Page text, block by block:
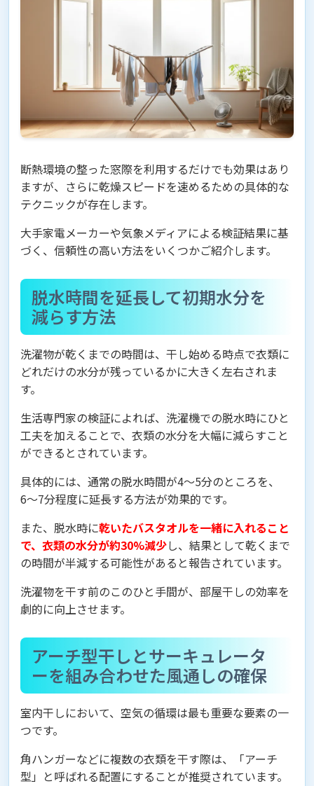
断熱環境の整った窓際を利用するだけでも効果はあり
ますが、さらに乾燥スピードを速めるための具体的な
テクニックが存在します。
大手家電メーカーや気象メディアによる検証結果に基
づく、信頼性の高い方法をいくつかご紹介します。
脱水時間を延長して初期水分を
減らす方法
洗濯物が乾くまでの時間は、干し始める時点で衣類に
どれだけの水分が残っているかに大きく左右されま
す。
生活専門家の検証によれば、洗濯機での脱水時にひと
工夫を加えることで、衣類の水分を大幅に減らすこと
ができるとされています。
具体的には、通常の脱水時間が4〜5分のところを、
6〜7分程度に延長する方法が効果的です。
また、脱水時に乾いたバスタオルを一緒に入れること
で、衣類の水分が約30%減少し、結果として乾くまで
の時間が半減する可能性があると報告されています。
洗濯物を干す前のこのひと手間が、部屋干しの効率を
劇的に向上させます。
アーチ型干しとサーキュレータ
ーを組み合わせた風通しの確保
室内干しにおいて、空気の循環は最も重要な要素の一
つです。
角ハンガーなどに複数の衣類を干す際は、「アーチ
型」と呼ばれる配置にすることが推奨されています。